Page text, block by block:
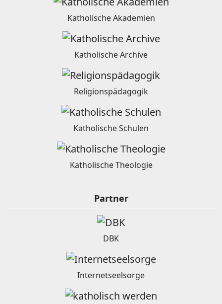
Katholische Akademien
Katholische Archive
Religionspädagogik
Katholische Schulen
Katholische Theologie
Partner
DBK
Internetseelsorge